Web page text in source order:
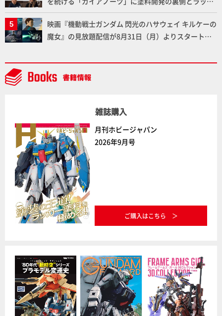
ー塗料の未来についてインタビュー！
映画『機動戦士ガンダム 閃光のハサウェイ キルケーの
魔女』の見放題配信が8月31日（月）よりスタート！
雑誌購入
月刊ホビージャパン
2026年9月号
ご購入はこちら